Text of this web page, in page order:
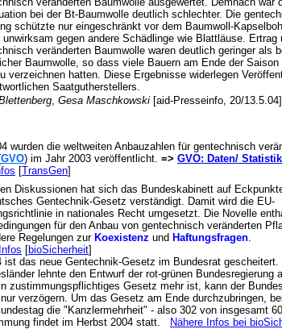
bei der Bt-Baumwolle deutlich schlechter. Die
schützte nur eingeschränkt vor dem Baumwoll-
unwirksam gegen andere Schädlinge wie Blattläuse. Ertrag
veränderten Baumwolle waren deutlich geringer als
Baumwolle, so dass viele Bauern am Ende der Saison
verzeichnen hatten. Diese Ergebnisse widerlegen
Saatgutherstellers.
, Gesa Maschkowski [aid-Presseinfo, 20/13.5.04]
wurden die weltweiten Anbauzahlen für gentechnisch
GVO) im Jahr 2003 veröffentlicht. => GVO: Daten/
[TransGen]
Diskussionen hat sich das Bundeskabinett auf
Gentechnik-Gesetz verständigt. Damit wird die EU-
in nationales Recht umgesetzt. Die Novelle
für den Anbau von gentechnisch veränderten
Regelungen zur Koexistenz und Haftungsfragen.
[bioSicherheit]
ist das neue Gentechnik-Gesetz im Bundesrat gescheitert.
lehnte den Entwurf der rot-grünen Bundesregierung
zustimmungspflichtiges Gesetz mehr ist, kann der
verzögern. Um das Gesetz am Ende durchzubringen,
die "Kanzlermehrheit" - also 302 von insgesamt
findet im Herbst 2004 statt.
Nähere Infos bei